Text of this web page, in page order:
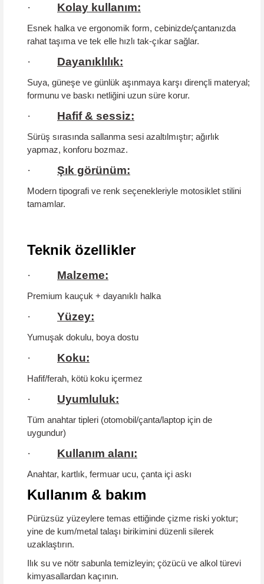
· Kolay kullanım:
Esnek halka ve ergonomik form, cebinizde/çantanızda
rahat taşıma ve tek elle hızlı tak-çıkar sağlar.
· Dayanıklılık:
Suya, güneşe ve günlük aşınmaya karşı dirençli materyal;
formunu ve baskı netliğini uzun süre korur.
· Hafif & sessiz:
Sürüş sırasında sallanma sesi azaltılmıştır; ağırlık
yapmaz, konforu bozmaz.
· Şık görünüm:
Modern tipografi ve renk seçenekleriyle motosiklet stilini
tamamlar.
Teknik özellikler
· Malzeme:
Premium kauçuk + dayanıklı halka
· Yüzey:
Yumuşak dokulu, boya dostu
· Koku:
Hafif/ferah, kötü koku içermez
· Uyumluluk:
Tüm anahtar tipleri (otomobil/çanta/laptop için de
uygundur)
· Kullanım alanı:
Anahtar, kartlık, fermuar ucu, çanta içi askı
Kullanım & bakım
Pürüzsüz yüzeylere temas ettiğinde çizme riski yoktur;
yine de kum/metal talaşı birikimini düzenli silerek
uzaklaştırın.
Ilık su ve nötr sabunla temizleyin; çözücü ve alkol türevi
kimyasallardan kaçının.